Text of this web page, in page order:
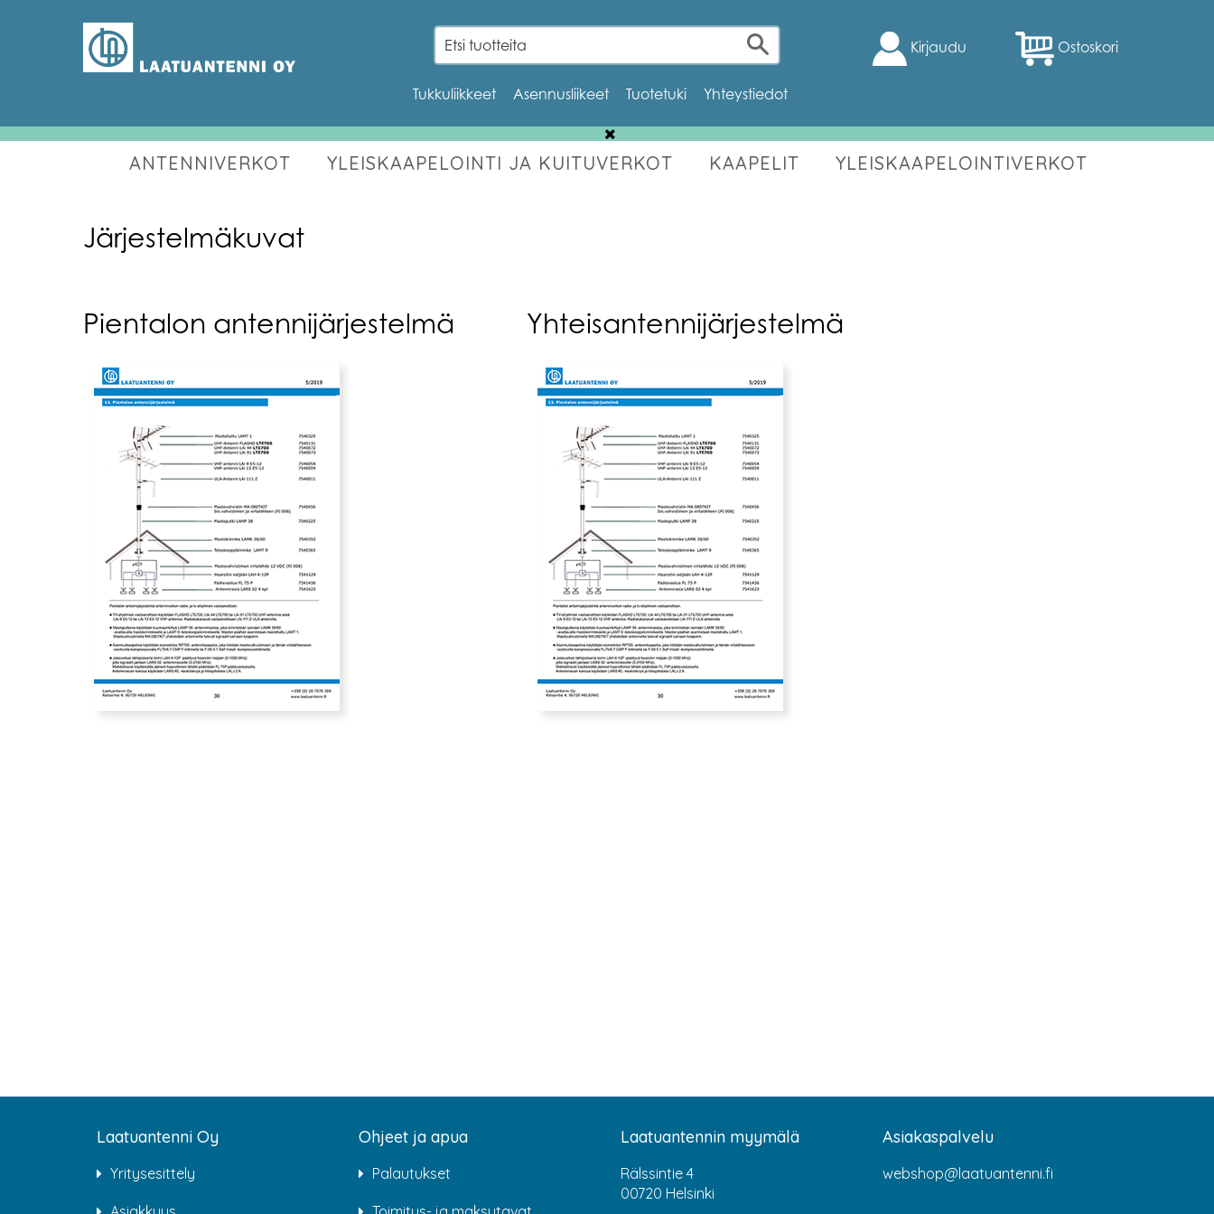
Kirjaudu Ostoskori
Tukkuliikkeet Asennusliikeet Tuotetuki Yhteystiedot
ANTENNIVERKOT YLEISKAAPELOINTI JA KUITUVERKOT KAAPELIT
YLEISKAAPELOINTIVERKOT
Järjestelmäkuvat
Pientalon antennijärjestelmä Yhteisantennijärjestelmä
Laatuantenni Oy
Yritysesittely
Ohjeet ja apua
Palautukset
Laatuantennin myymälä
Rälssintie 4
00720 Helsinki
Asiakaspalvelu
webshop@laatuantenni.fi